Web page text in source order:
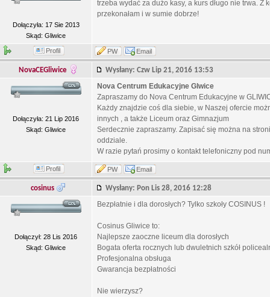
Dołączyła: 17 Sie 2013
Skąd: Gliwice
trzeba wydać za dużo kasy, a kurs długo nie trwa.
przekonałam i w sumie dobrze!
Profil PW Email
NovaCEGliwice Wysłany: Czw Lip 21, 2016 13:53
Dołączyła: 21 Lip 2016
Skąd: Gliwice
Nova Centrum Edukacyjne Glwice
Zapraszamy do Nova Centrum Edukacyjne w
Każdy znajdzie coś dla siebie, w Naszej ofercie
innych , a także Liceum oraz Gimnazjum
Serdecznie zapraszamy. Zapisać się można na
oddziale.
W razie pytań prosimy o kontakt telefoniczny pod
Profil PW Email
cosinus Wysłany: Pon Lis 28, 2016 12:28
Dołączył: 28 Lis 2016
Skąd: Gliwice
Bezpłatnie i dla dorosłych? Tylko szkoły COSINUS !
Cosinus Gliwice to:
Najlepsze zaoczne liceum dla dorosłych
Bogata oferta rocznych lub dwuletnich szkół
Profesjonalna obsługa
Gwarancja bezpłatności
Nie wierzysz?